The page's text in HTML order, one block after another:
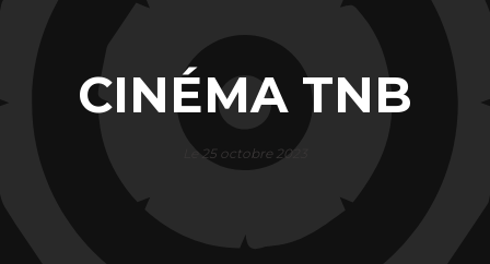
CINÉMA TNB
Le 25 octobre 2023